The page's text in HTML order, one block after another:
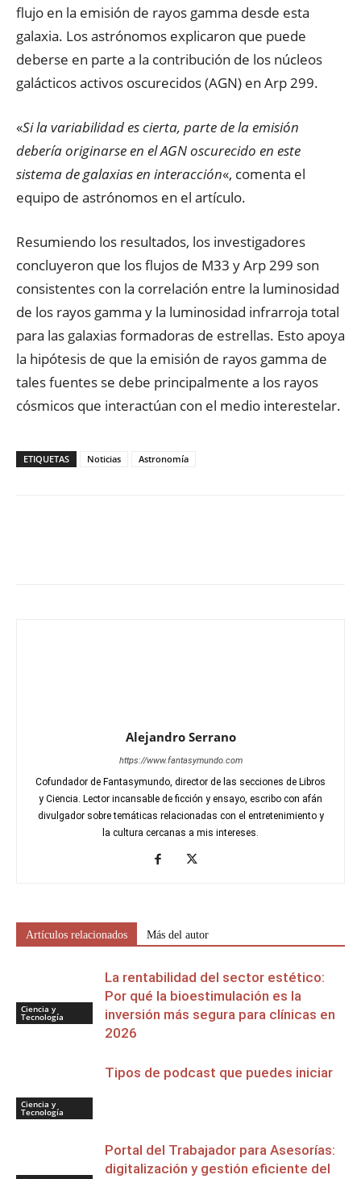
flujo en la emisión de rayos gamma desde esta
galaxia. Los astrónomos explicaron que puede
deberse en parte a la contribución de los núcleos
galácticos activos oscurecidos (AGN) en Arp 299.
«Si la variabilidad es cierta, parte de la emisión
debería originarse en el AGN oscurecido en este
sistema de galaxias en interacción«, comenta el
equipo de astrónomos en el artículo.
Resumiendo los resultados, los investigadores
concluyeron que los flujos de M33 y Arp 299 son
consistentes con la correlación entre la luminosidad
de los rayos gamma y la luminosidad infrarroja total
para las galaxias formadoras de estrellas. Esto apoya
la hipótesis de que la emisión de rayos gamma de
tales fuentes se debe principalmente a los rayos
cósmicos que interactúan con el medio interestelar.
ETIQUETAS Noticias Astronomía
Alejandro Serrano
https://www.fantasymundo.com
Cofundador de Fantasymundo, director de las secciones de Libros
y Ciencia. Lector incansable de ficción y ensayo, escribo con afán
divulgador sobre temáticas relacionadas con el entretenimiento y
la cultura cercanas a mis intereses.
Artículos relacionados Más del autor
Ciencia y
Tecnología
La rentabilidad del sector estético:
Por qué la bioestimulación es la
inversión más segura para clínicas en
2026
Ciencia y
Tecnología
Tipos de podcast que puedes iniciar
Portal del Trabajador para Asesorías:
digitalización y gestión eficiente del